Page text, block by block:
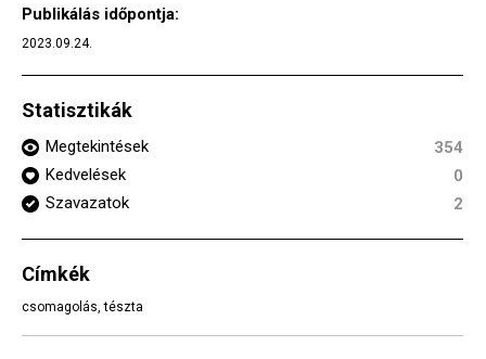
Publikálás időpontja:
2023.09.24.
Statisztikák
Megtekintések
354
Kedvelések
0
Szavazatok
2
Címkék
csomagolás ,tészta